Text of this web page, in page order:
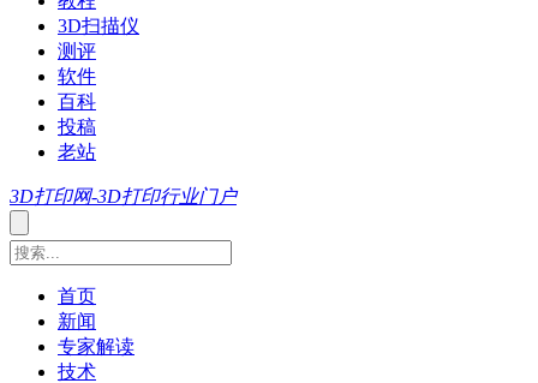
3D扫描仪
测评
软件
百科
投稿
老站
3D打印网-3D打印行业门户
首页
新闻
专家解读
技术